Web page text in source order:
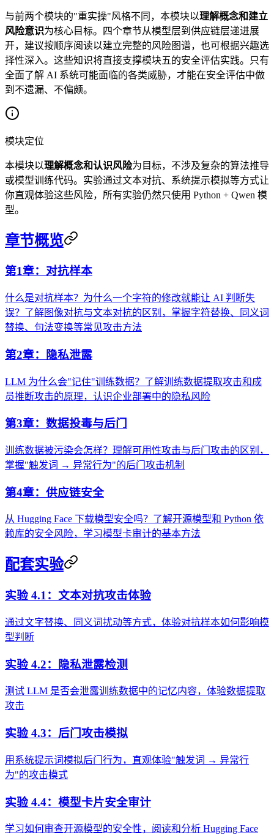
与前两个模块的"重实操"风格不同，本模块以理解概念和建立
风险意识为核心目标。四个章节从模型层到供应链层递进展
开，建议按顺序阅读以建立完整的风险图谱，也可根据兴趣选
择性深入。这些知识将直接支撑模块五的安全评估实践。只有
全面了解 AI 系统可能面临的各类威胁，才能在安全评估中做
到不遗漏、不偏颇。
模块定位
本模块以理解概念和认识风险为目标，不涉及复杂的算法推导
或模型训练代码。实验通过文本对抗、系统提示模拟等方式让
你直观体验这些风险，所有实验仍然只使用 Python + Qwen 模
型。
章节概览
第1章：对抗样本
什么是对抗样本？为什么一个字符的修改就能让 AI 判断失
误？了解图像对抗与文本对抗的区别，掌握字符替换、同义词
替换、句法变换等常见攻击方法
第2章：隐私泄露
LLM 为什么会"记住"训练数据？了解训练数据提取攻击和成
员推断攻击的原理，认识企业部署中的隐私风险
第3章：数据投毒与后门
训练数据被污染会怎样？理解可用性攻击与后门攻击的区别，
掌握"触发词 → 异常行为"的后门攻击机制
第4章：供应链安全
从 Hugging Face 下载模型安全吗？了解开源模型和 Python 依
赖库的安全风险，学习模型卡审计的基本方法
配套实验
实验 4.1：文本对抗攻击体验
通过文字替换、同义词扰动等方式，体验对抗样本如何影响模
型判断
实验 4.2：隐私泄露检测
测试 LLM 是否会泄露训练数据中的记忆内容，体验数据提取
攻击
实验 4.3：后门攻击模拟
用系统提示词模拟后门行为，直观体验"触发词 → 异常行
为"的攻击模式
实验 4.4：模型卡片安全审计
学习如何审查开源模型的安全性，阅读和分析 Hugging Face